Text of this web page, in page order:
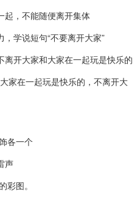
，不能随便离开集体
学说短句“不要离开大家”
开大家和大家在一起玩是快乐的
在一起玩是快乐的，不离开大
各一个
声
图。